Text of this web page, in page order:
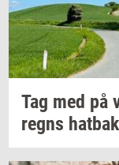
Tag med på
regns